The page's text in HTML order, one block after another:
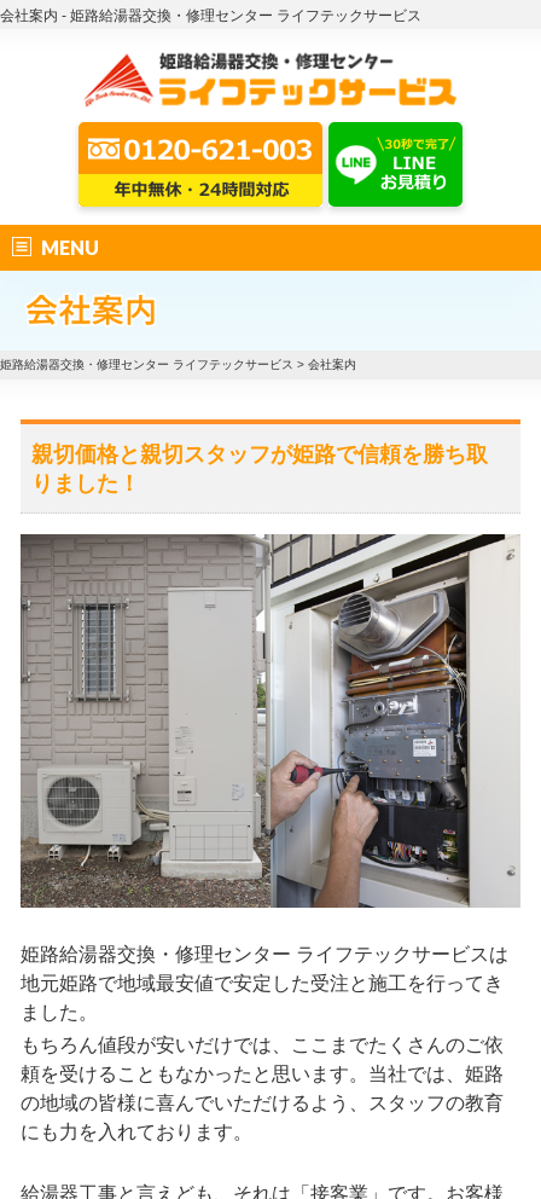
会社案内 - 姫路給湯器交換・修理センター ライフテックサービス
MENU
姫路給湯器交換・修理センター ライフテックサービス > 会社案内
親切価格と親切スタッフが姫路で信頼を勝ち取
りました！
姫路給湯器交換・修理センター ライフテックサービスは
地元姫路で地域最安値で安定した受注と施工を行ってき
ました。
もちろん値段が安いだけでは、ここまでたくさんのご依
頼を受けることもなかったと思います。当社では、姫路
の地域の皆様に喜んでいただけるよう、スタッフの教育
にも力を入れております。
給湯器工事と言えども、それは「接客業」です。お客様